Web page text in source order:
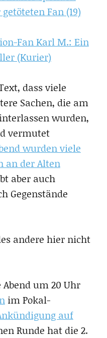
Fan (19)
Fan Karl M.: Ein
(Kurier)
dass viele
Sachen, die am
wurden,
vermutet
wurden viele
an der Alten
aber auch
Gegenstände
andere hier nicht
um 20 Uhr
im Pokal-
auf
Runde hat die 2.